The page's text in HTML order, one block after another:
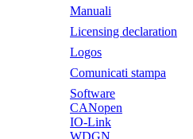
Manuali
Licensing declaration
Logos
Comunicati stampa
Software
CANopen
IO-Link
WDGN